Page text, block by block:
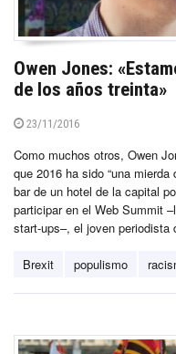
Owen Jones:
de los años treinta»
23/11/2016
Como muchos otros, Owen
que 2016 ha sido “una
bar de un hotel de la capital
participar en el Web Summit
start-ups–, el joven periodista
Brexit populismo